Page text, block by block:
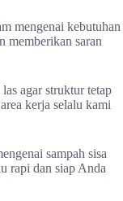
mengenai kebutuhan
memberikan saran
agar struktur tetap
kerja selalu kami
sampah sisa
rapi dan siap Anda